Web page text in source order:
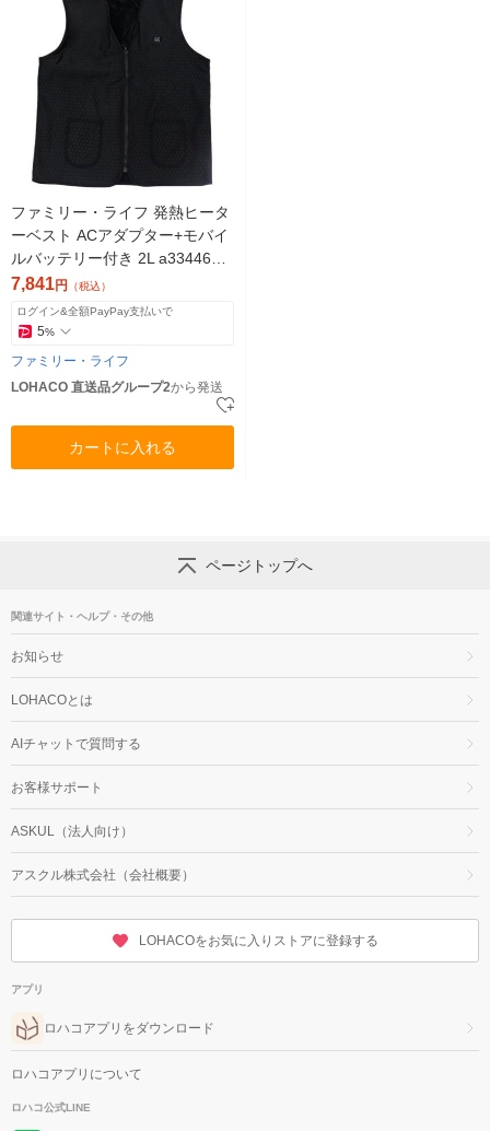
ファミリー・ライフ 発熱ヒータ
ーベスト ACアダプター+モバイ
ルバッテリー付き 2L a3344604
1着（直送品）
7,841円 （税込）
ログイン&全額PayPay支払いで
5%
ファミリー・ライフ
LOHACO 直送品グループ2から発送
カートに入れる
ページトップへ
関連サイト・ヘルプ・その他
お知らせ
LOHACOとは
AIチャットで質問する
お客様サポート
ASKUL（法人向け）
アスクル株式会社（会社概要）
LOHACOをお気に入りストアに登録する
アプリ
ロハコアプリをダウンロード
ロハコアプリについて
ロハコ公式LINE